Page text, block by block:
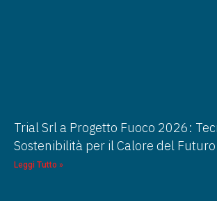
Trial Srl a Progetto Fuoco 2026:
Sostenibilità per il Calore del Futuro
Leggi Tutto »